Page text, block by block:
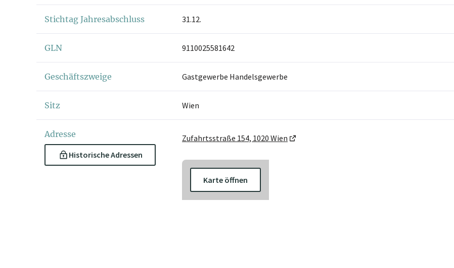
Stichtag Jahresabschluss 31.12.
GLN 9110025581642
Geschäftszweige Gastgewerbe Handelsgewerbe
Sitz Wien
Adresse
Historische Adressen
Zufahrtsstraße 154, 1020 Wien
Karte öffnen